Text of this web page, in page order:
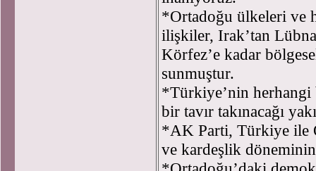
*Ortadoğu ülkeleri ve
ilişkiler, Irak’tan
Körfez’e kadar
sunmuştur.
*Türkiye’nin herhangi
bir tavır takınacağı
*AK Parti, Türkiye ile
ve kardeşlik